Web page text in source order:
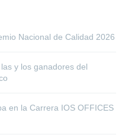
Nacional de Calidad 2026
y los ganadores del
en la Carrera IOS OFFICES